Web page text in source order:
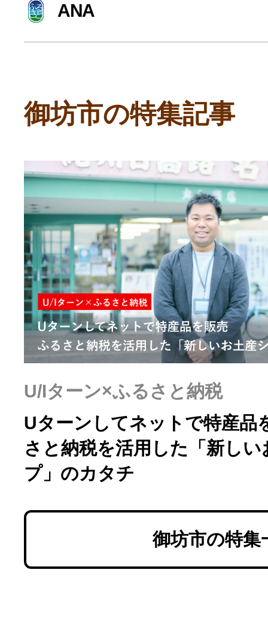
個人事業・フリーランス
ふるさと納税の基礎知識
自治体直営サイト特集
はじめるバイブルとは
よくあるご質問
問い合わせ
ANA
御坊市の特集記事
U/Iターン×ふるさと納税
Uターンしてネットで特産品
さと納税を活用した「新し
プ」のカタチ
御坊市の特集